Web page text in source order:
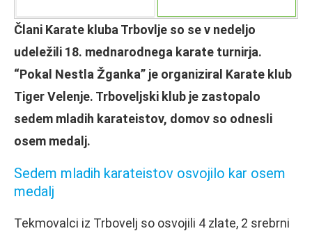
Člani Karate kluba Trbovlje so se v nedeljo
udeležili 18. mednarodnega karate turnirja.
“Pokal Nestla Žganka” je organiziral Karate klub
Tiger Velenje. Trboveljski klub je zastopalo
sedem mladih karateistov, domov so odnesli
osem medalj.
Sedem mladih karateistov osvojilo kar osem
medalj
Tekmovalci iz Trbovelj so osvojili 4 zlate, 2 srebrni